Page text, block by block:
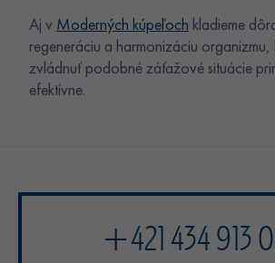
Aj v Moderných kúpeľoch kladieme
regeneráciu a harmonizáciu
zvládnuť podobné záťažové situácie
efektívne.
+421 434 913